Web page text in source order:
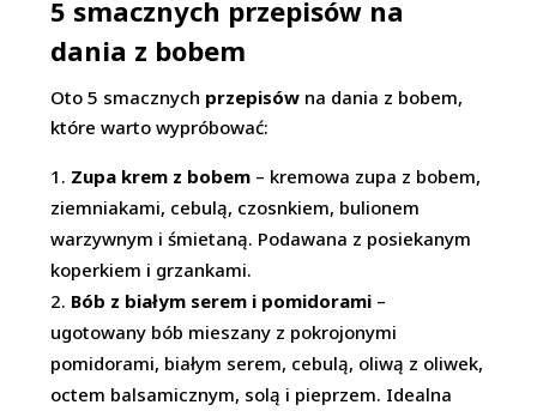
5 smacznych przepisów na
dania z bobem
Oto 5 smacznych przepisów na dania z bobem,
które warto wypróbować:
Zupa krem z bobem – kremowa zupa z bobem,
ziemniakami, cebulą, czosnkiem, bulionem
warzywnym i śmietaną. Podawana z posiekanym
koperkiem i grzankami.
Bób z białym serem i pomidorami –
ugotowany bób mieszany z pokrojonymi
pomidorami, białym serem, cebulą, oliwą z oliwek,
octem balsamicznym, solą i pieprzem. Idealna